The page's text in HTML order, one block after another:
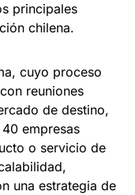
principales
chilena.
cuyo proceso
reuniones
de destino,
empresas
o servicio de
una estrategia de